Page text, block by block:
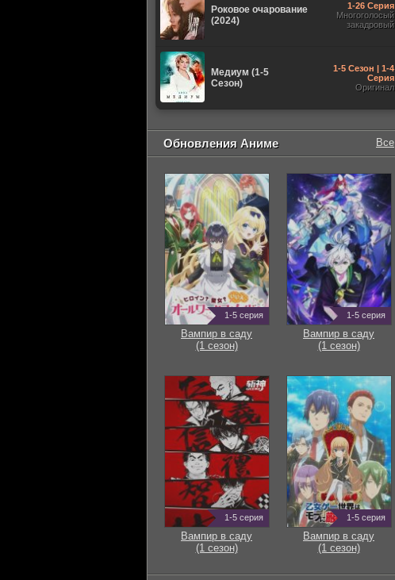
Роковое очарование
(2024)
1-26 Серия
Многоголосый
закадровый
Медиум (1-5
Сезон)
1-5 Сезон | 1-4
Серия
Оригинал
Обновления Аниме Все
1-5 серия
Вампир в саду
(1 сезон)
1-5 серия
Вампир в саду
(1 сезон)
1-5 серия
Вампир в саду
(1 сезон)
1-5 серия
Вампир в саду
(1 сезон)